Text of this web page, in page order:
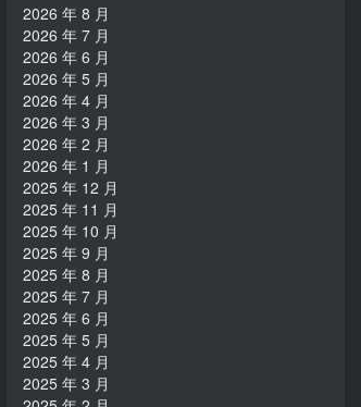
2026 年 8 月
2026 年 7 月
2026 年 6 月
2026 年 5 月
2026 年 4 月
2026 年 3 月
2026 年 2 月
2026 年 1 月
2025 年 12 月
2025 年 11 月
2025 年 10 月
2025 年 9 月
2025 年 8 月
2025 年 7 月
2025 年 6 月
2025 年 5 月
2025 年 4 月
2025 年 3 月